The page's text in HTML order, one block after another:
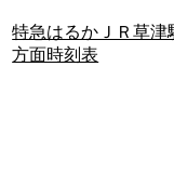
特急はるかＪＲ草津
方面時刻表